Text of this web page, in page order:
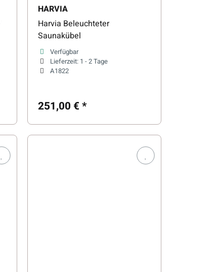
HARVIA
Harvia Beleuchteter
Saunakübel
Verfügbar
Lieferzeit: 1 - 2 Tage
A1822
251,00 €*